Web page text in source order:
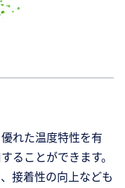
れた温度特性を有
ることができます。
接着性の向上なども